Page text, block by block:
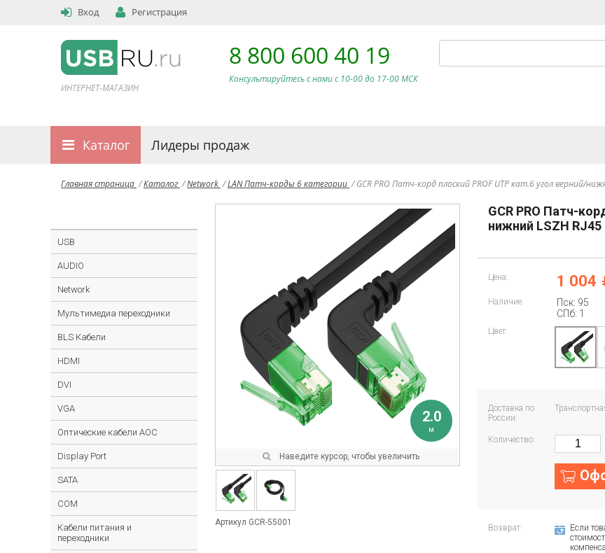
Вход Регистрация
ИНТЕРНЕТ-МАГАЗИН
8 800 600 40 19
Консультируйтесь с нами c 10-00 до 17-00 МСК
Каталог Лидеры продаж
Главная страница /Каталог /Network /LAN Патч-корды 6 категории / GCR PRO Патч-корд плоский PROF UTP кат.6 угол верний/
USB
AUDIO
Network
Мультимедиа переходники
BLS Кабели
HDMI
DVI
VGA
Оптические кабели AOC
Display Port
SATA
COM
Кабели питания и
переходники
2.0
м
Наведите курсор, чтобы увеличить
Артикул GCR-55001
GCR PRO Патч-
нижний LSZH RJ45
Цена: 1 004
Наличие:
Пск: 95
СПб: 1
Цвет:
Доставка по
России:
Количество:
Возврат:
Если